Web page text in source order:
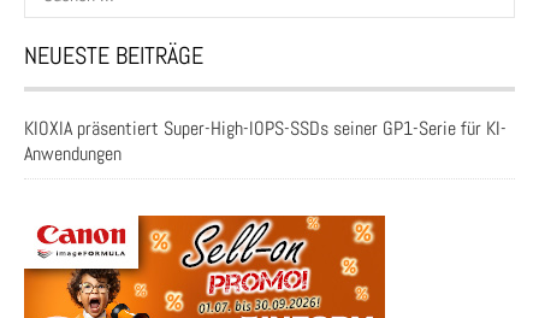
nach:
NEUESTE BEITRÄGE
KIOXIA präsentiert Super-High-IOPS-SSDs seiner GP1-Serie für KI-
Anwendungen